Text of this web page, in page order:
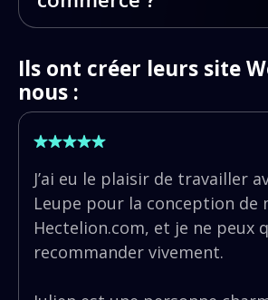
netlinking. Nous pouvons
accompagner sur ce volet en
phase qui allonge le plus
délais est la fourniture des
vous accompagnons sur
un guide de contenu fourni
commerce native adaptée
de taille moyenne. Pour des
commerce complexes avec
références, une intégration
orientons vers des solutions
comme Prestashop ou
Ils ont créer leurs site
nous :
J’ai eu le plaisir de travailler
Leupe pour la conception de
Hectelion.com, et je ne peux
recommander vivement.